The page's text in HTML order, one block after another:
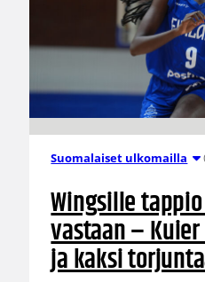
Suomalaiset ulkomailla
Wingsille
vastaan –
ja kaksi